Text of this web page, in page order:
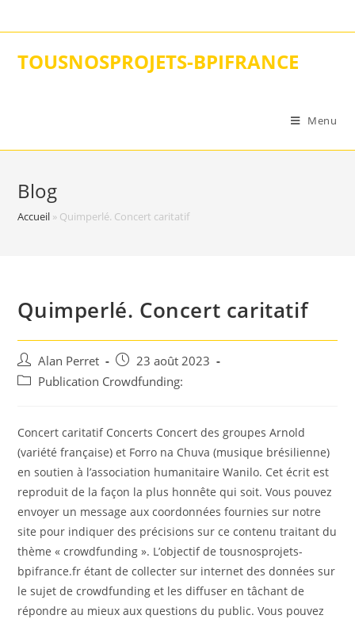
to
TOUSNOSPROJETS-BPIFRANCE
Menu
Blog
Accueil » Quimperlé. Concert caritatif
Quimperlé. Concert caritatif
Auteur/autrice
de
Alan Perret
Post
published:
23 août 2023
PostPublication Crowdfunding:
Concert caritatif Concerts Concert des groupes Arnold
(variété française) et Forro na Chuva (musique brésilienne)
en soutien à l’association humanitaire Wanilo. Cet écrit est
reproduit de la façon la plus honnête qui soit. Vous pouvez
envoyer un message aux coordonnées fournies sur notre
site pour indiquer des précisions sur ce contenu traitant du
thème « crowdfunding ». L’objectif de tousnosprojets-
bpifrance.fr étant de collecter sur internet des données sur
le sujet de crowdfunding et les diffuser en tâchant de
répondre au mieux aux questions du public. Vous pouvez